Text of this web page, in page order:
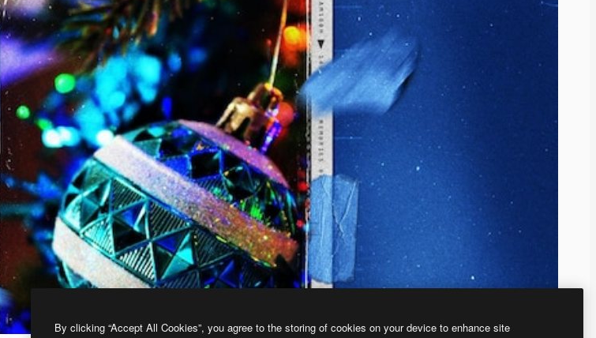
By clicking “Accept All Cookies”, you agree to the storing of cookies on your device to enhance site